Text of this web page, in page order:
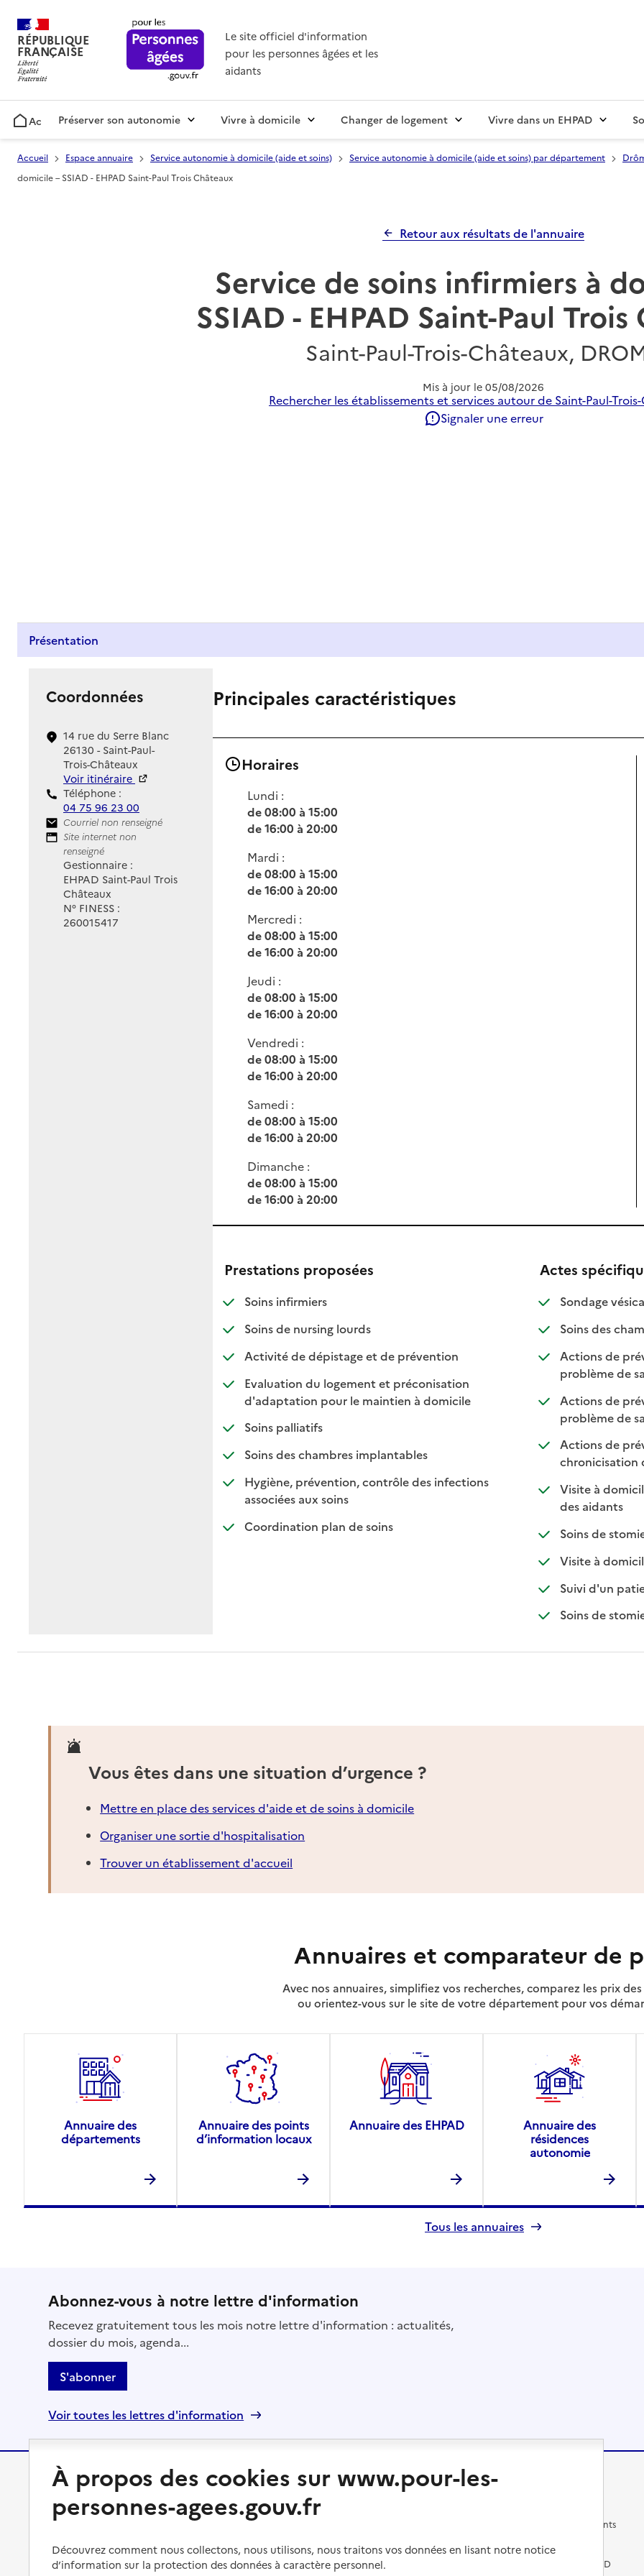
RÉPUBLIQUE
FRANÇAISE
Le site officiel d'information
pour les personnes âgées et les
aidants
AccueilPréserver son autonomie Vivre à domicile Changer de logement Vivre dans un EHPAD
Accueil Espace annuaire Service autonomie à domicile (aide et soins) Service autonomie à domicile (aide et soins) par département
domicile – SSIAD - EHPAD Saint-Paul Trois Châteaux
Retour aux résultats de l'annuaire
Service de soins infirmiers à
SSIAD - EHPAD Saint-Paul
Saint-Paul-Trois-Châteaux,
Mis à jour le 05/08/2026
Rechercher les établissements et services autour de Saint-Paul-
Signaler une erreur
Présentation
Coordonnées
14 rue du Serre Blanc
26130 - Saint-Paul-
Trois-Châteaux
Voir itinéraire
Téléphone :
04 75 96 23 00
Contact
Courriel non renseigné
Site Internet
Site internet non
renseigné
Gestionnaire :
EHPAD Saint-Paul Trois
Châteaux
N° FINESS :
260015417
Principales caractéristiques
Horaires
Lundi :
de 08:00 à 15:00
de 16:00 à 20:00
Mardi :
de 08:00 à 15:00
de 16:00 à 20:00
Mercredi :
de 08:00 à 15:00
de 16:00 à 20:00
Jeudi :
de 08:00 à 15:00
de 16:00 à 20:00
Vendredi :
de 08:00 à 15:00
de 16:00 à 20:00
Samedi :
de 08:00 à 15:00
de 16:00 à 20:00
Dimanche :
de 08:00 à 15:00
de 16:00 à 20:00
Prestations proposées
Soins infirmiers: disponible
: non disponible
Soins de nursing lourds: disponible
: non disponible
Activité de dépistage et de prévention: disponible
: non disponible
Evaluation du logement et préconisation
d'adaptation pour le maintien à domicile: disponible
: non disponible
Soins palliatifs: disponible
: non disponible
Soins des chambres implantables: disponible
: non disponible
Hygiène, prévention, contrôle des infections
associées aux soins: disponible
: non disponible
Coordination plan de soins: disponible
: non disponible
Actes
Sondage
Soins des
Actions de
problème de
Actions de
problème de
Actions de
chronicisation
Visite à
des aidants
:
: non
Soins de
Visite à
:
:
Suivi d'un
Soins de
Vous êtes dans une situation d’urgence ?
Mettre en place des services d'aide et de soins à domicile
Organiser une sortie d'hospitalisation
Trouver un établissement d'accueil
Annuaires et comparateur de
Avec nos annuaires, simplifiez vos recherches, comparez les prix des
ou orientez-vous sur le site de votre département pour vos
Annuaire des
départements
Annuaire des points
d’information locaux
Annuaire des EHPAD
Annuaire des
résidences
autonomie
Tous les annuaires
Abonnez-vous à notre lettre d'information
Recevez gratuitement tous les mois notre lettre d'information : actualités,
dossier du mois, agenda...
S'abonner
Voir toutes les lettres d'information
Préserver son autonomie
Perte d'autonomie : évaluation
Aménager son logement et
Vivre à domicile
Bénéficier d'aide à domicile
Bénéficier de soins à domicile
Changer de logement
Vivre dans une résidence avec
services pour seniors
Vivre dans un EHPAD
Les différents établissements
Préparer l'entrée en EHPAD
À propos des cookies sur www.pour-les-
personnes-agees.gouv.fr
Découvrez comment nous collectons, nous utilisons, nous traitons vos données en lisant notre notice
d’information sur la protection des données à caractère personnel.